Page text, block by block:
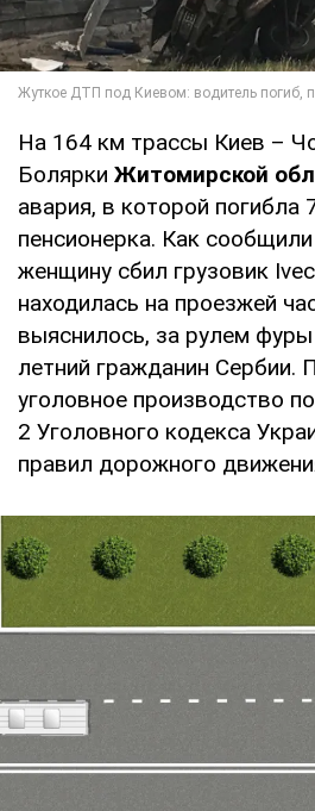
На 164 км трассы Киев –
Болярки Житомирской
авария, в которой погибла
пенсионерка. Как
женщину сбил грузовик
находилась на проезжей
выяснилось, за рулем
летний гражданин Сербии.
уголовное производство
2 Уголовного кодекса
правил дорожного